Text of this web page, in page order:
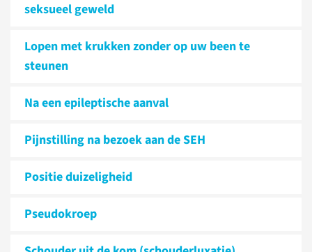
seksueel geweld
Lopen met krukken zonder op uw been te
steunen
Na een epileptische aanval
Pijnstilling na bezoek aan de SEH
Positie duizeligheid
Pseudokroep